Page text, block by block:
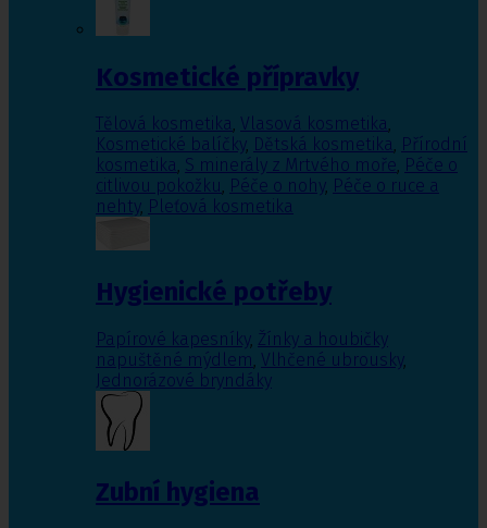
Kosmetické přípravky
Tělová kosmetika, Vlasová kosmetika,
Kosmetické balíčky, Dětská kosmetika, Přírodní
kosmetika, S minerály z Mrtvého moře, Péče o
citlivou pokožku, Péče o nohy, Péče o ruce a
nehty, Pleťová kosmetika
Hygienické potřeby
Papírové kapesníky, Žínky a houbičky
napuštěné mýdlem, Vlhčené ubrousky,
Jednorázové bryndáky
Zubní hygiena